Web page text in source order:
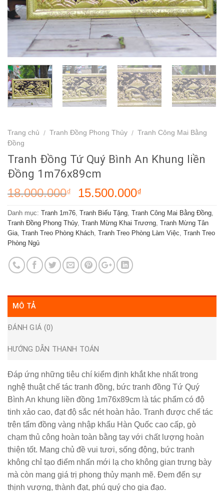
Trang chủ / Tranh Đồng Phong Thủy / Tranh Công Mai Bằng
Đồng
Tranh Đồng Tứ Quý Bình An Khung liền
Đồng 1m76x89cm
18.000.000₫ 15.500.000₫
Danh mục: Tranh 1m76 Tranh Biếu Tặng Tranh Công Mai Bằng Đồng
Tranh Đồng Phong Thủy, Tranh Mừng Khai Trương Tranh Mừng Tân
Gia Tranh Treo Phòng Khách Tranh Treo Phòng Làm Việc Tranh Treo
Phòng Ngủ
MÔ TẢ
ĐÁNH GIÁ (0)
HƯỚNG DẪN THANH TOÁN
Đáp ứng những tiêu chí kiểm định khắt khe nhất trong
nghệ thuật chế tác tranh đồng, bức tranh đồng Tứ Quý
Bình An khung liền đồng 1m76x89cm là tác phẩm có độ
tinh xảo cao, đạt độ sắc nét hoàn hảo. Tranh được chế tác
trên tấm đồng vàng nhập khẩu Hàn Quốc cao cấp, gò
chạm thủ công hoàn toàn bằng tay với chất lượng hoàn
thiện tốt. Mang chủ đề vui tươi, sống động, bức tranh
không chỉ tạo điểm nhấn mới lạ cho không gian trưng bày
mà còn mang giá trị phong thủy mạnh mẽ. Đem đến sự
thịnh vượng, thành đạt, phú quý cho gia đạo.